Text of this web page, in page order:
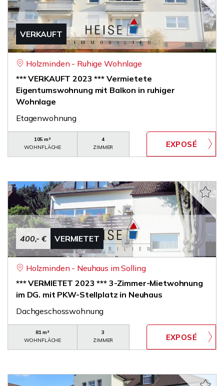
VERKAUFT
Holzminden - Ruhige Wohnlage
*** VERKAUFT 2023 *** Vermietete
Eigentumswohnung mit Balkon in ruhiger
Wohnlage
Etagenwohnung
105 m²
WOHNFLÄCHE
4
ZIMMER
400,- € VERMIETET
Holzminden - Neuhaus im Solling
*** VERMIETET 2023 *** 3-Zimmer-Mietwohnung
im DG. mit PKW-Stellplatz in Neuhaus
Dachgeschosswohnung
81 m²
WOHNFLÄCHE
3
ZIMMER